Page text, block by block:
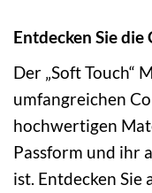
Entdecken Sie
Der „Soft Touch“
umfangreichen
hochwertigen
Passform und ihr
ist. Entdecken